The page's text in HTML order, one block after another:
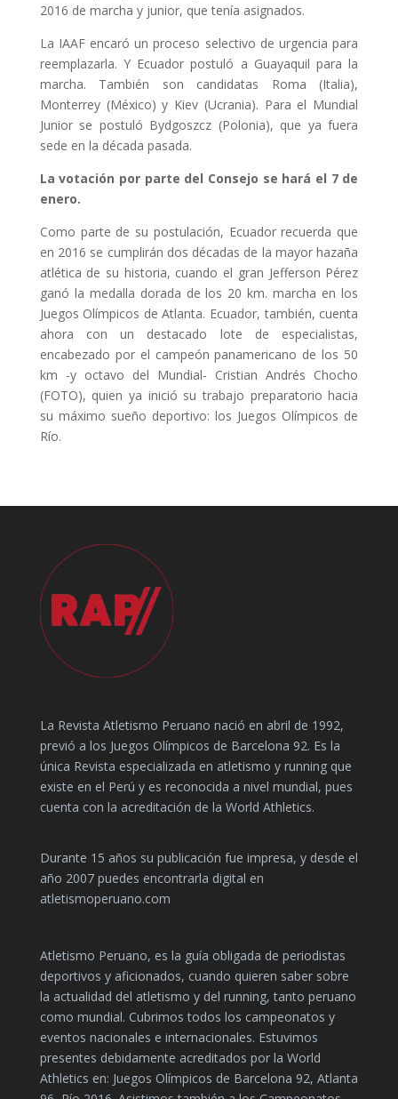
2016 de marcha y junior, que tenía asignados.
La IAAF encaró un proceso selectivo de urgencia para
reemplazarla. Y Ecuador postuló a Guayaquil para la
marcha. También son candidatas Roma (Italia),
Monterrey (México) y Kiev (Ucrania). Para el Mundial
Junior se postuló Bydgoszcz (Polonia), que ya fuera
sede en la década pasada.
La votación por parte del Consejo se hará el 7 de
enero.
Como parte de su postulación, Ecuador recuerda que
en 2016 se cumplirán dos décadas de la mayor hazaña
atlética de su historia, cuando el gran Jefferson Pérez
ganó la medalla dorada de los 20 km. marcha en los
Juegos Olímpicos de Atlanta. Ecuador, también, cuenta
ahora con un destacado lote de especialistas,
encabezado por el campeón panamericano de los 50
km -y octavo del Mundial- Cristian Andrés Chocho
(FOTO), quien ya inició su trabajo preparatorio hacia
su máximo sueño deportivo: los Juegos Olímpicos de
Río.
La Revista Atletismo Peruano nació en abril de 1992,
previó a los Juegos Olímpicos de Barcelona 92. Es la
única Revista especializada en atletismo y running que
existe en el Perú y es reconocida a nivel mundial, pues
cuenta con la acreditación de la World Athletics.
Durante 15 años su publicación fue impresa, y desde el
año 2007 puedes encontrarla digital en
atletismoperuano.com
Atletismo Peruano, es la guía obligada de periodistas
deportivos y aficionados, cuando quieren saber sobre
la actualidad del atletismo y del running, tanto peruano
como mundial. Cubrimos todos los campeonatos y
eventos nacionales e internacionales. Estuvimos
presentes debidamente acreditados por la World
Athletics en: Juegos Olímpicos de Barcelona 92, Atlanta